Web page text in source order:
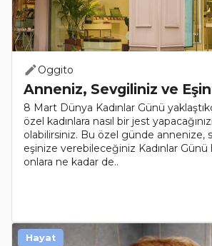
Oggito
Anneniz, Sevgiliniz ve
8 Mart Dünya Kadınlar Günü
özel kadınlara nasıl bir jest
olabilirsiniz. Bu özel günde annenize,
eşinize verebileceğiniz Kadınlar
onlara ne kadar de..
Hayat